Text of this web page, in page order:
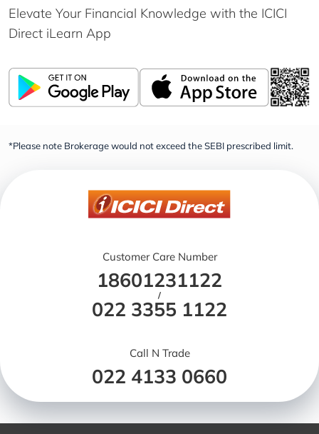
Elevate Your Financial Knowledge with the ICICI
Direct iLearn App
*Please note Brokerage would not exceed the SEBI prescribed limit.
Customer Care Number
18601231122
/
022 3355 1122
Call N Trade
022 4133 0660